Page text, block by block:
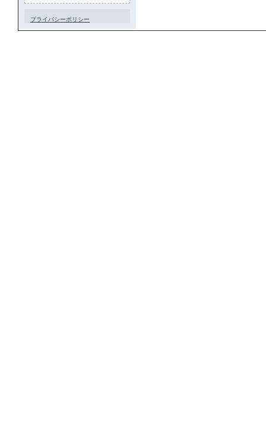
プライバシーポリシー